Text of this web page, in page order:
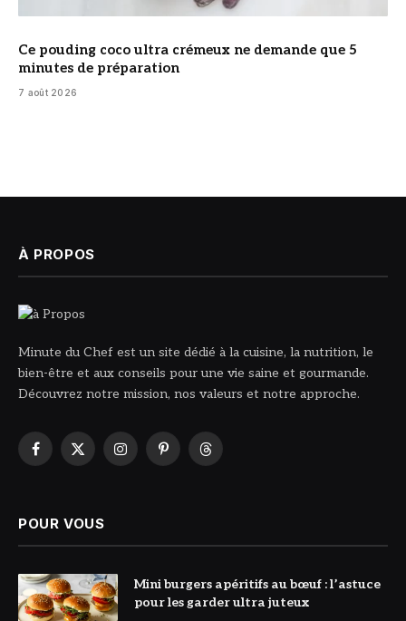
Ce pouding coco ultra crémeux ne demande que 5
minutes de préparation
7 août 2026
À PROPOS
Minute du Chef est un site dédié à la cuisine, la nutrition, le
bien-être et aux conseils pour une vie saine et gourmande.
Découvrez notre mission, nos valeurs et notre approche.
Facebook
X
InstagramPinterestThreads
POUR VOUS
© DR
Mini burgers apéritifs au bœuf : l’astuce
pour les garder ultra juteux